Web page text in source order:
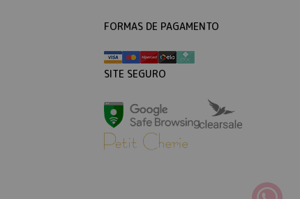
FORMAS DE PAGAMENTO
SITE SEGURO